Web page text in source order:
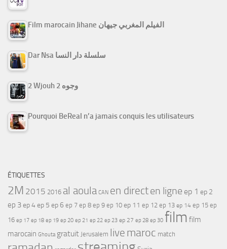
Film marocain Jihane الفيلم المغربي جيهان
Dar Nsa سلسلة دار النسا
2 Wjouh 2 وجوه
Pourquoi BeReal n’a jamais conquis les utilisateurs
ÉTIQUETTES
2M 2015 2016 al aoula CAN en directen ligne ep 1 ep 2
ep 3ep 4ep 5 ep 6 ep 7 ep 8 ep 9 ep 10 ep 11 ep 12 ep 13 ep 14 ep 15 ep
16 ep 17 ep 18 ep 19 ep 20 ep 21 ep 22 ep 23 ep 27 ep 28 ep 30 film film
marocain Ghouta gratuit Jerusalem live maroc match